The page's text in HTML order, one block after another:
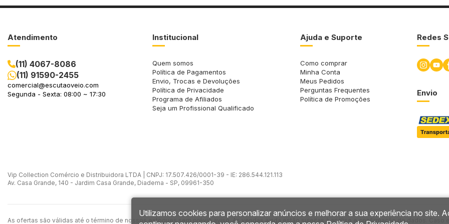
Atendimento
(11) 4067-8086
(11) 91590-2455
comercial@escutaoveio.com
Segunda - Sexta: 08:00 ~ 17:30
Institucional
Quem somos
Política de Pagamentos
Envio, Trocas e Devoluções
Política de Privacidade
Programa de Afiliados
Seja um Profissional Qualificado
Ajuda e Suporte
Como comprar
Minha Conta
Meus Pedidos
Perguntas Frequentes
Política de Promoções
Redes
Envio
Vip Collection Comércio e Distribuidora LTDA | CNPJ: 17.507.426/0001-39 - IE: 286.544.121.113
Av. Casa Grande, 140 - Jardim Casa Grande, Diadema - SP, 09961-350
As ofertas são válidas até o término de nossos estoques sem prévio aviso. As vendas ainda estão sujeitas à análise e confirmação de dados. Caso
Utilizamos cookies para personalizar anúncios e melhorar a sua experiência no site.